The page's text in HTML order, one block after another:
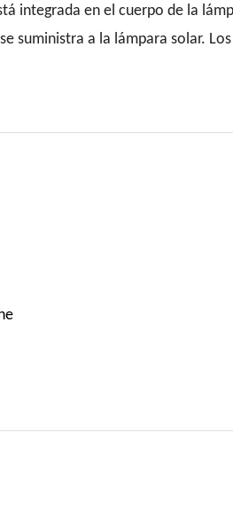
integrada en el cuerpo de la
suministra a la lámpara solar.